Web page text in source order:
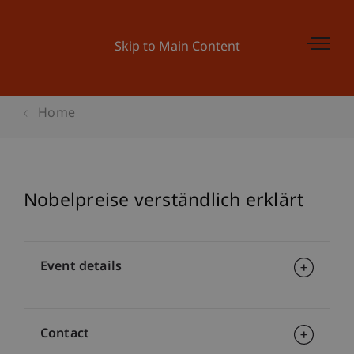
Skip to Main Content
Home
Nobelpreise verständlich erklärt
Event details
Contact